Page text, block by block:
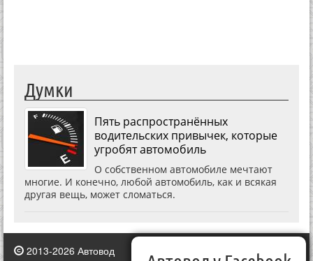
Думки
Пять распространённых
водительских привычек, которые
угробят автомобиль
О собственном автомобиле мечтают
многие. И конечно, любой автомобиль, как и всякая
другая вещь, может сломаться.
2013-2026 Автовод